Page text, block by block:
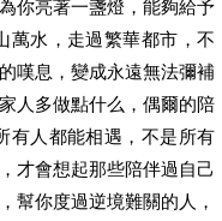
你亮著一盞燈，能夠給予
萬水，走過繁華都市，不
嘆息，變成永遠無法彌補
人多做點什么，偶爾的陪
有人都能相遇，不是所有
才會想起那些陪伴過自己
幫你度過逆境難關的人，